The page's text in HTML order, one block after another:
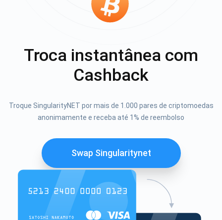
Troca instantânea com
Cashback
Troque SingularityNET por mais de 1.000 pares de criptomoedas
anonimamente e receba até 1% de reembolso
Swap Singularitynet